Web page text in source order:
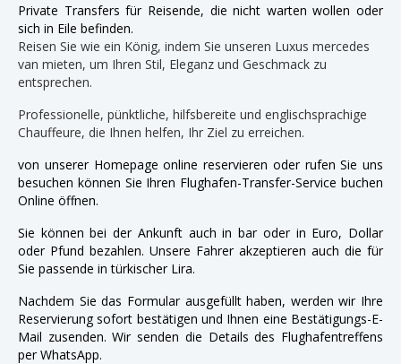
Private Transfers für Reisende, die nicht warten wollen oder
sich in Eile befinden.
Reisen Sie wie ein König, indem Sie unseren Luxus mercedes
van mieten, um Ihren Stil, Eleganz und Geschmack zu
entsprechen.
Professionelle, pünktliche, hilfsbereite und englischsprachige
Chauffeure, die Ihnen helfen, Ihr Ziel zu erreichen.
von unserer Homepage online reservieren oder rufen Sie uns
besuchen können Sie Ihren Flughafen-Transfer-Service buchen
Online öffnen.
Sie können bei der Ankunft auch in bar oder in Euro, Dollar
oder Pfund bezahlen. Unsere Fahrer akzeptieren auch die für
Sie passende in türkischer Lira.
Nachdem Sie das Formular ausgefüllt haben, werden wir Ihre
Reservierung sofort bestätigen und Ihnen eine Bestätigungs-E-
Mail zusenden. Wir senden die Details des Flughafentreffens
per WhatsApp.